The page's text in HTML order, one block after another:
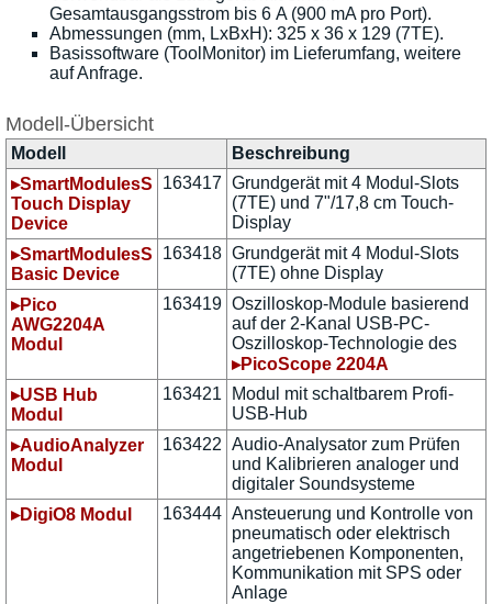
Gesamtausgangsstrom bis 6 A (900 mA pro Port).
Abmessungen (mm, LxBxH): 325 x 36 x 129 (7TE).
Basissoftware (ToolMonitor) im Lieferumfang, weitere
auf Anfrage.
Modell-Übersicht
Modell
Beschreibung
▸SmartModulesS
Touch Display
Device
163417 Grundgerät mit 4 Modul-Slots
(7TE) und 7"/17,8 cm Touch-
Display
▸SmartModulesS
Basic Device
163418 Grundgerät mit 4 Modul-Slots
(7TE) ohne Display
▸Pico
AWG2204A
Modul
163419 Oszilloskop-Module basierend
auf der 2-Kanal USB-PC-
Oszilloskop-Technologie des
▸PicoScope 2204A
▸USB Hub
Modul
163421
Modul mit schaltbarem Profi-
USB-Hub
▸AudioAnalyzer
Modul
163422 Audio-Analysator zum Prüfen
und Kalibrieren analoger und
digitaler Soundsysteme
▸DigiO8 Modul
163444 Ansteuerung und Kontrolle von
pneumatisch oder elektrisch
angetriebenen Komponenten,
Kommunikation mit SPS oder
Anlage